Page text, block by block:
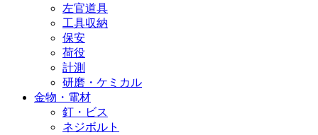
左官道具
工具収納
保安
荷役
計測
研磨・ケミカル
金物・電材
釘・ビス
ネジボルト